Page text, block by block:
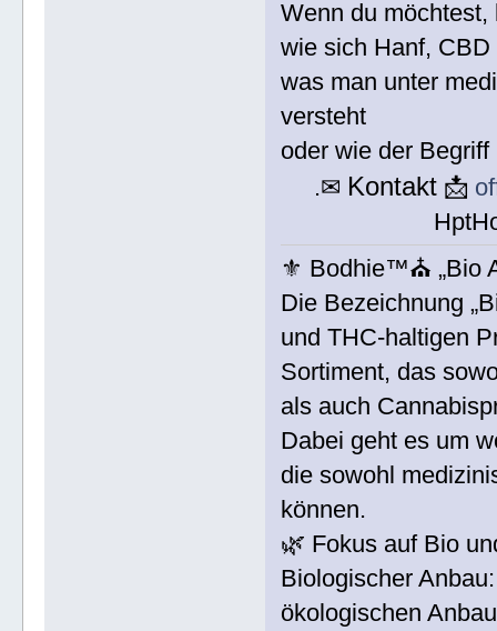
Wenn du
wie sich Hanf,
was man unter
versteht
oder wie der
.✉ Kontakt 📩
⚜ Bodhie™⛪ „Bio
Die Bezeichnung
und THC-haltigen
Sortiment, das
als auch
Dabei geht es um
die sowohl
können.
🌿 Fokus auf Bio
Biologischer
ökologischen